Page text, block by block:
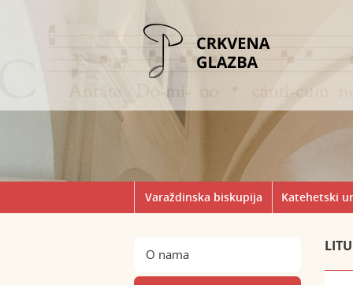
Varaždinska biskupija Katehetski
O nama